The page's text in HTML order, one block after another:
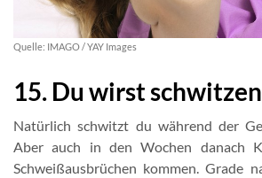
Quelle: IMAGO / YAY Images
15. Du wirst schwitzen
Natürlich schwitzt du während der
Aber auch in den Wochen danach
Schweißausbrüchen kommen. Grade